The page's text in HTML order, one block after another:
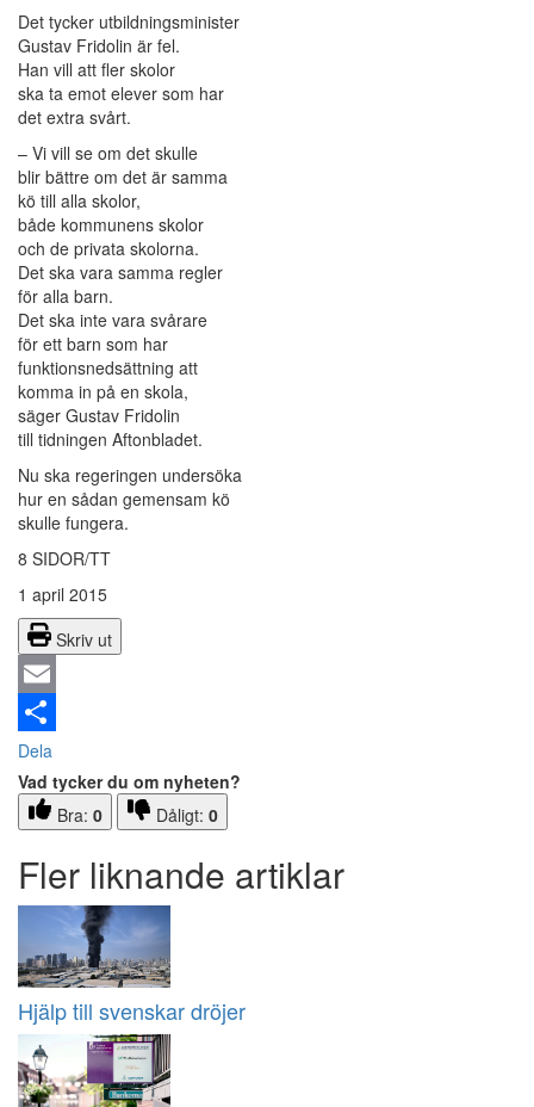
Det tycker utbildningsminister
Gustav Fridolin är fel.
Han vill att fler skolor
ska ta emot elever som har
det extra svårt.
– Vi vill se om det skulle
blir bättre om det är samma
kö till alla skolor,
både kommunens skolor
och de privata skolorna.
Det ska vara samma regler
för alla barn.
Det ska inte vara svårare
för ett barn som har
funktionsnedsättning att
komma in på en skola,
säger Gustav Fridolin
till tidningen Aftonbladet.
Nu ska regeringen undersöka
hur en sådan gemensam kö
skulle fungera.
8 SIDOR/TT
1 april 2015
Skriv ut
Email
Dela
Vad tycker du om nyheten?
Bra: 0 Dåligt: 0
Fler liknande artiklar
Hjälp till svenskar dröjer